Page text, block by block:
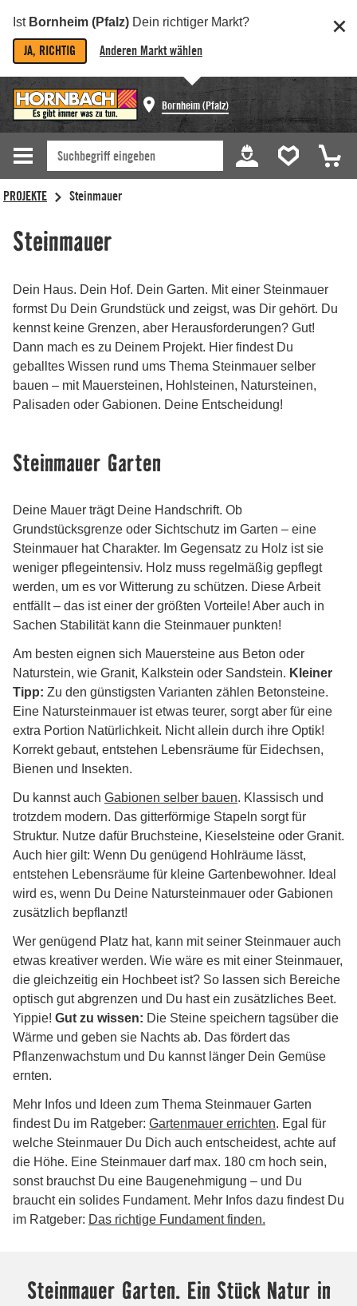
Ist Bornheim (Pfalz) Dein richtiger Markt?
JA, RICHTIG Anderen Markt wählen
Bornheim (Pfalz)